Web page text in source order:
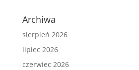
Archiwa
sierpień 2026
lipiec 2026
czerwiec 2026